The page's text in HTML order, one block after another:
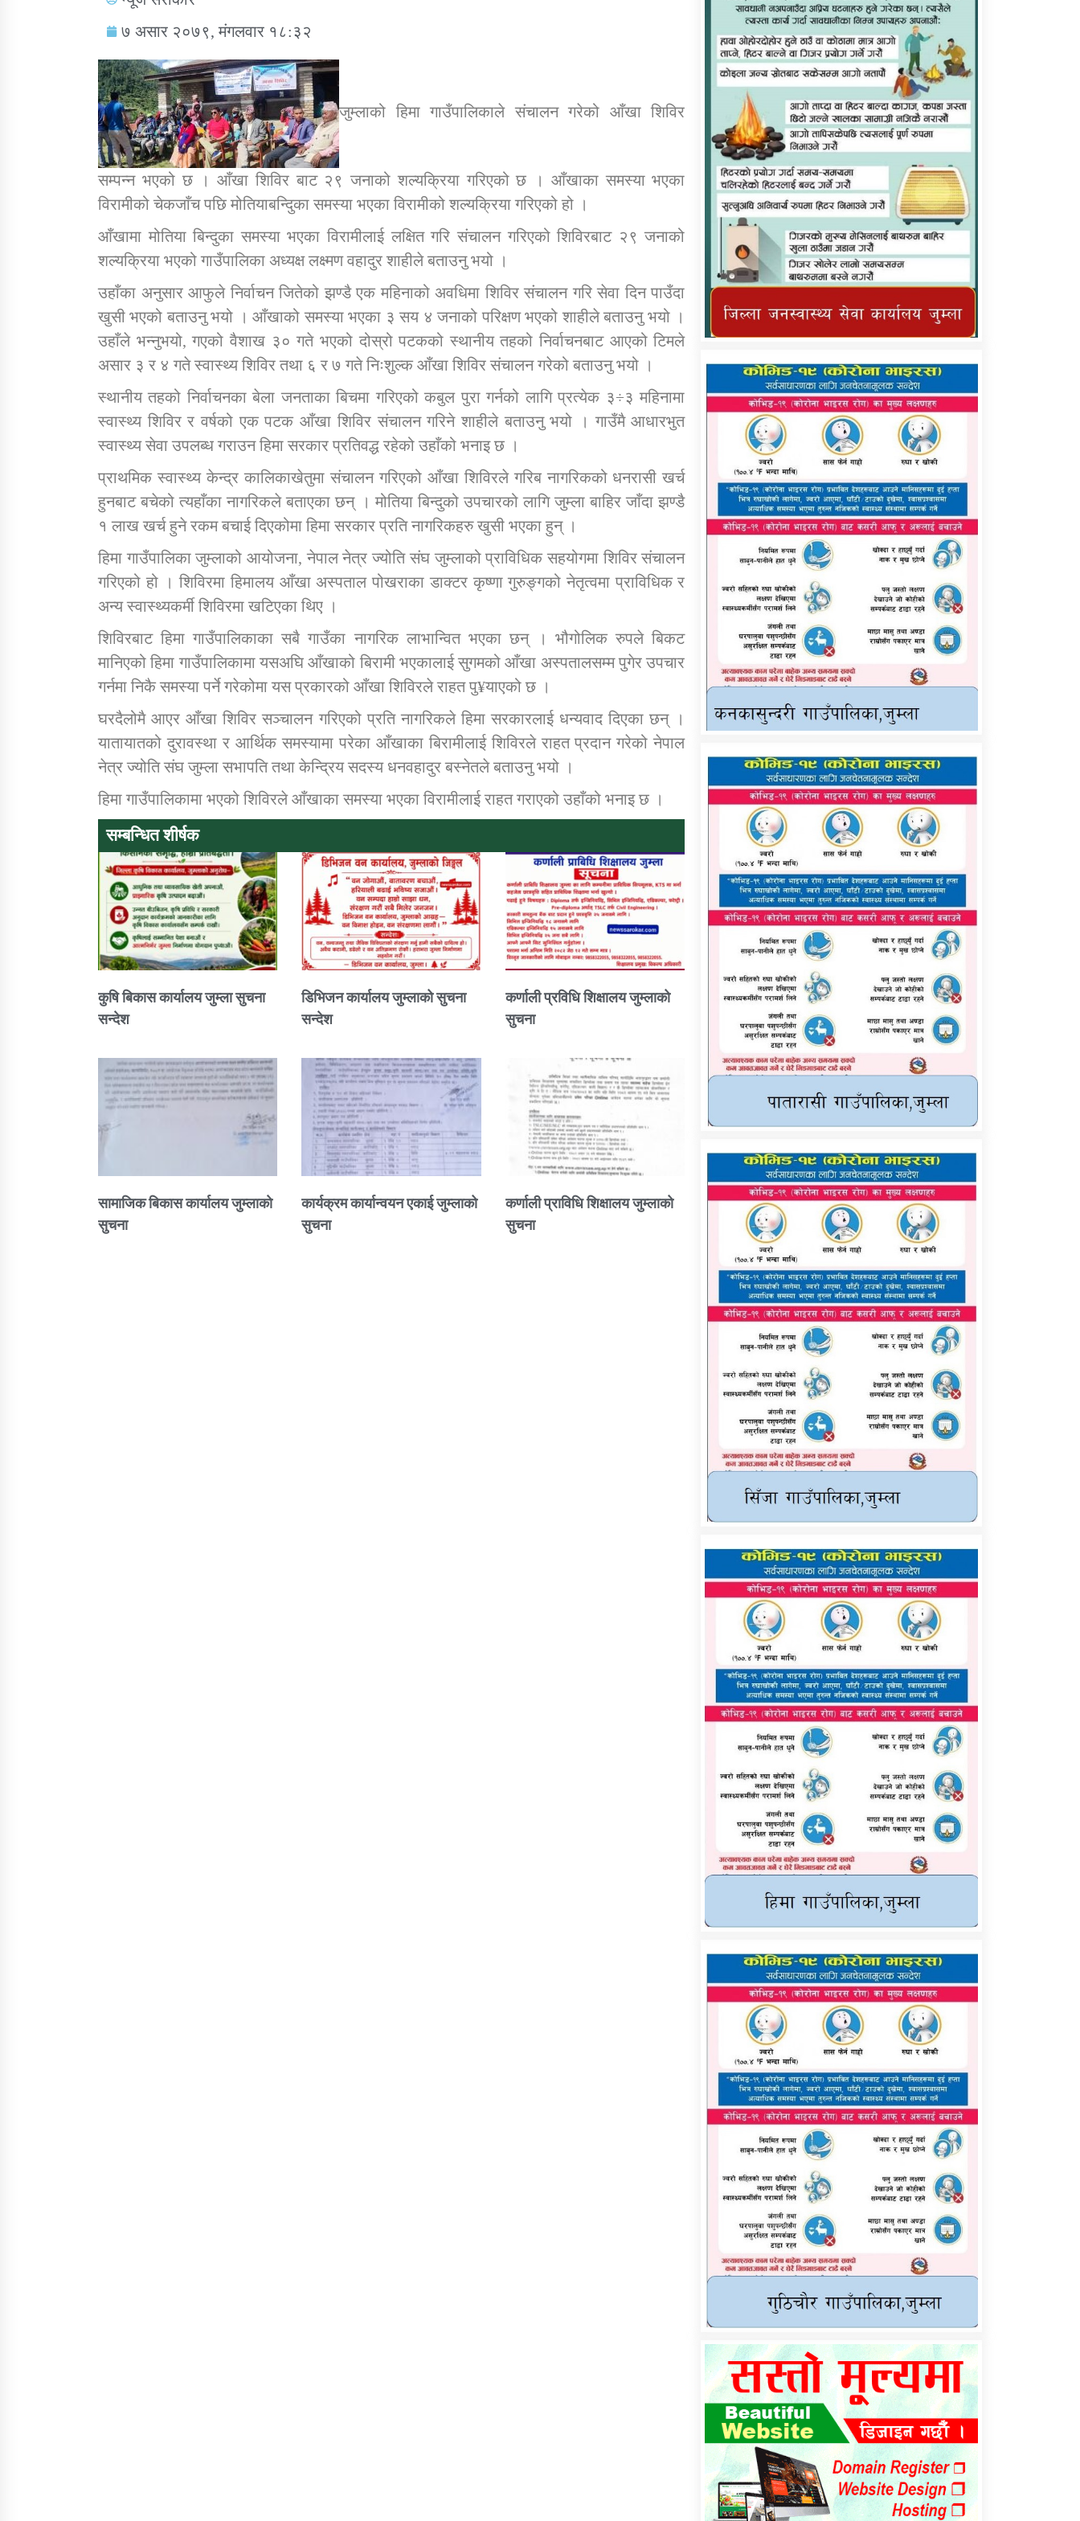
सामाजिक बिकास कार्यालय जुम्लाकाे सुचना कार्यक्रम कार्यान्वयन एकाई जुम्लाको सुचना कर्णाली प्राविधि शिक्षालय जुम्लाको सुचना
तातोपानी गाउँपालिकाको न्यायिक समिति सम्बन्धी
सन्देश
तातोपानी गाउँपालिका जुम्लाको महिला तथा
लैङ्गिक हिंसा सम्बन्धी सूचना सन्देश
तातोपानी गाउँपालिका जुम्लाको महिनावारी
तातोपानी गाउँपालिका जुम्लाको बालविवाह सन्देश तातोपानी गाउँपालिका जुम्लाको सूचना
७ असार २०७९, मंगलवार १८:३२
जुम्लाको हिमा गाउँपालिकाले संचालन गरेको आँखा शिविर
सम्पन्न भएको छ । आँखा शिविर बाट २९ जनाको शल्यक्रिया गरिएको छ । आँखाका समस्या भएका
विरामीको चेकजाँच पछि मोतियाबन्दिुका समस्या भएका विरामीको शल्यक्रिया गरिएको हो ।
आँखामा मोतिया बिन्दुका समस्या भएका विरामीलाई लक्षित गरि संचालन गरिएको शिविरबाट २९ जनाको
शल्यक्रिया भएको गाउँपालिका अध्यक्ष लक्ष्मण वहादुर शाहीले बताउनु भयो ।
उहाँका अनुसार आफुले निर्वाचन जितेको झण्डै एक महिनाको अवधिमा शिविर संचालन गरि सेवा दिन पाउँदा
खुसी भएको बताउनु भयो । आँखाको समस्या भएका ३ सय ४ जनाको परिक्षण भएको शाहीले बताउनु भयो ।
उहाँले भन्नुभयो, गएको वैशाख ३० गते भएको दोस्रो पटकको स्थानीय तहको निर्वाचनबाट आएको टिमले
असार ३ र ४ गते स्वास्थ्य शिविर तथा ६ र ७ गते निःशुल्क आँखा शिविर संचालन गरेको बताउनु भयो ।
स्थानीय तहको निर्वाचनका बेला जनताका बिचमा गरिएको कबुल पुरा गर्नको लागि प्रत्येक ३÷३ महिनामा
स्वास्थ्य शिविर र वर्षको एक पटक आँखा शिविर संचालन गरिने शाहीले बताउनु भयो । गाउँमै आधारभुत
स्वास्थ्य सेवा उपलब्ध गराउन हिमा सरकार प्रतिवद्ध रहेको उहाँको भनाइ छ ।
प्राथमिक स्वास्थ्य केन्द्र कालिकाखेतुमा संचालन गरिएको आँखा शिविरले गरिब नागरिकको धनरासी खर्च
हुनबाट बचेको त्यहाँका नागरिकले बताएका छन् । मोतिया बिन्दुको उपचारको लागि जुम्ला बाहिर जाँदा झण्डै
१ लाख खर्च हुने रकम बचाई दिएकोमा हिमा सरकार प्रति नागरिकहरु खुसी भएका हुन् ।
हिमा गाउँपालिका जुम्लाको आयोजना, नेपाल नेत्र ज्योति संघ जुम्लाको प्राविधिक सहयोगमा शिविर संचालन
गरिएको हो । शिविरमा हिमालय आँखा अस्पताल पोखराका डाक्टर कृष्णा गुरुङ्गको नेतृत्वमा प्राविधिक र
अन्य स्वास्थ्यकर्मी शिविरमा खटिएका थिए ।
शिविरबाट हिमा गाउँपालिकाका सबै गाउँका नागरिक लाभान्वित भएका छन् । भौगोलिक रुपले बिकट
मानिएको हिमा गाउँपालिकामा यसअघि आँखाको बिरामी भएकालाई सुगमको आँखा अस्पतालसम्म पुगेर उपचार
गर्नमा निकै समस्या पर्ने गरेकोमा यस प्रकारको आँखा शिविरले राहत पु¥याएको छ ।
घरदैलोमै आएर आँखा शिविर सञ्चालन गरिएको प्रति नागरिकले हिमा सरकारलाई धन्यवाद दिएका छन् ।
यातायातको दुरावस्था र आर्थिक समस्यामा परेका आँखाका बिरामीलाई शिविरले राहत प्रदान गरेको नेपाल
नेत्र ज्योति संघ जुम्ला सभापति तथा केन्द्रिय सदस्य धनवहादुर बस्नेतले बताउनु भयो ।
हिमा गाउँपालिकामा भएको शिविरले आँखाका समस्या भएका विरामीलाई राहत गराएको उहाँको भनाइ छ ।
सम्बन्धित शीर्षक
कुषि बिकास कार्यालय जुम्ला सुचना
सन्देश
डिभिजन कार्यालय जुम्लाको सुचना
सन्देश
कर्णाली प्रविधि शिक्षालय जुम्लाको
सुचना
सामाजिक बिकास कार्यालय जुम्लाकाे
सुचना
कार्यक्रम कार्यान्वयन एकाई जुम्लाको
सुचना
कर्णाली प्राविधि शिक्षालय जुम्लाको
सुचना